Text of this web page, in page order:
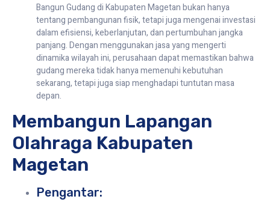
Bangun Gudang di Kabupaten Magetan bukan hanya
tentang pembangunan fisik, tetapi juga mengenai investasi
dalam efisiensi, keberlanjutan, dan pertumbuhan jangka
panjang. Dengan menggunakan jasa yang mengerti
dinamika wilayah ini, perusahaan dapat memastikan bahwa
gudang mereka tidak hanya memenuhi kebutuhan
sekarang, tetapi juga siap menghadapi tuntutan masa
depan.
Membangun Lapangan
Olahraga Kabupaten
Magetan
Pengantar: